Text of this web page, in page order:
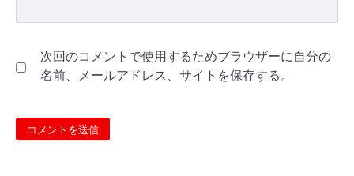
次回のコメントで使用するためブラウザーに自分の
名前、メールアドレス、サイトを保存する。